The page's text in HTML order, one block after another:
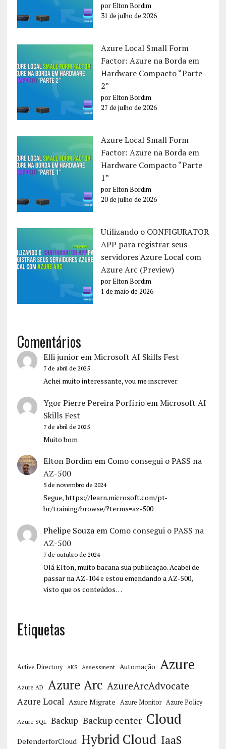
por Elton Bordim
31 de julho de 2026
Azure Local Small Form
Factor: Azure na Borda em
Hardware Compacto “Parte
2”
por Elton Bordim
27 de julho de 2026
Azure Local Small Form
Factor: Azure na Borda em
Hardware Compacto “Parte
1”
por Elton Bordim
20 de julho de 2026
Utilizando o CONFIGURATOR
APP para registrar seus
servidores Azure Local com
Azure Arc (Preview)
por Elton Bordim
1 de maio de 2026
Comentários
Elli junioremMicrosoft AI Skills Fest
7 de abril de 2025
Achei muito interessante, vou me inscrever
Ygor Pierre Pereira PorfírioemMicrosoft AI
Skills Fest
7 de abril de 2025
Muito bom
Elton Bordimem Como consegui o PASS na
AZ-500
5 de novembro de 2024
Segue, https://learn.microsoft.com/pt-
br/training/browse/?terms=az-500
Phelipe Souzaem Como consegui o PASS na
AZ-500
7 de outubro de 2024
Olá Elton, muito bacana sua publicação. Acabei de
passar na AZ-104 e estou emendando a AZ-500,
visto que os conteúdos…
Etiquetas
Active Directory AKS Assessment Automação Azure
Azure AD Azure Arc AzureArcAdvocate
Azure Local Azure Migrate Azure Monitor Azure Policy
Azure SQL Backup Backup center Cloud
DefenderforCloud Hybrid Cloud IaaS